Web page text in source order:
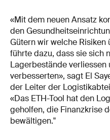
«Mit dem neuen Ansatz
den
Gütern wir welche
führte dazu, dass sie sich
Lagerbestände verliessen
verbesserten», sagt El
der Leiter der
«Das ETH-Tool hat den
geholfen, die Finanzkrise
bewältigen."